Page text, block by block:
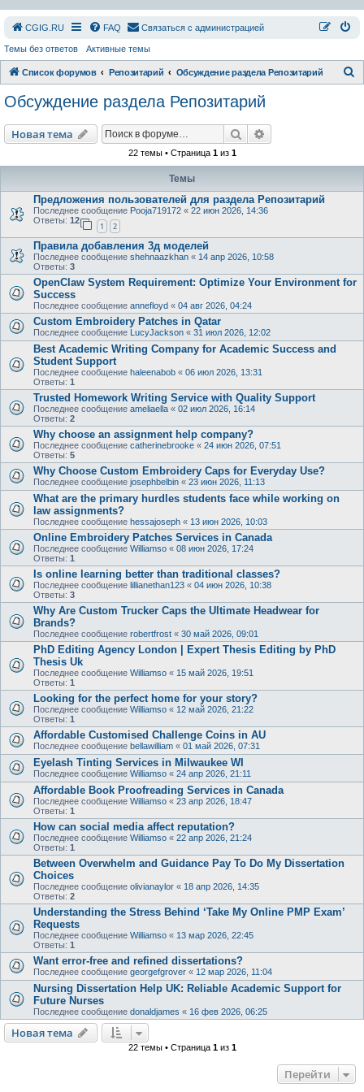
СGIG.RU FAQ Связаться с администрацией
Темы без ответов Активные темы
Список форумов Репозитарий Обсуждение раздела Репозитарий
Обсуждение раздела Репозитарий
Новая тема Поиск
22 темы • Страница 1из 1
Темы
Предложения пользователей для раздела Репозитарий
Последнее сообщение Pooja719172 « 22 июн 2026, 14:36
Ответы: 12
1 2
Правила добавления 3д моделей
Последнее сообщение shehnaazkhan « 14 апр 2026, 10:58
Ответы: 3
OpenClaw System Requirement: Optimize Your Environment for
Success
Последнее сообщение annefloyd « 04 авг 2026, 04:24
Custom Embroidery Patches in Qatar
Последнее сообщение LucyJackson « 31 июл 2026, 12:02
Best Academic Writing Company for Academic Success and
Student Support
Последнее сообщение haleenabob « 06 июл 2026, 13:31
Ответы: 1
Trusted Homework Writing Service with Quality Support
Последнее сообщение ameliaella « 02 июл 2026, 16:14
Ответы: 2
Why choose an assignment help company?
Последнее сообщение catherinebrooke « 24 июн 2026, 07:51
Ответы: 5
Why Choose Custom Embroidery Caps for Everyday Use?
Последнее сообщение josephbelbin « 23 июн 2026, 11:13
What are the primary hurdles students face while working on
law assignments?
Последнее сообщение hessajoseph « 13 июн 2026, 10:03
Online Embroidery Patches Services in Canada
Последнее сообщение Williamso « 08 июн 2026, 17:24
Ответы: 1
Is online learning better than traditional classes?
Последнее сообщение lillianethan123 « 04 июн 2026, 10:38
Ответы: 3
Why Are Custom Trucker Caps the Ultimate Headwear for
Brands?
Последнее сообщение robertfrost « 30 май 2026, 09:01
PhD Editing Agency London | Expert Thesis Editing by PhD
Thesis Uk
Последнее сообщение Williamso « 15 май 2026, 19:51
Ответы: 1
Looking for the perfect home for your story?
Последнее сообщение Williamso « 12 май 2026, 21:22
Ответы: 1
Affordable Customised Challenge Coins in AU
Последнее сообщение bellawilliam « 01 май 2026, 07:31
Eyelash Tinting Services in Milwaukee WI
Последнее сообщение Williamso « 24 апр 2026, 21:11
Affordable Book Proofreading Services in Canada
Последнее сообщение Williamso « 23 апр 2026, 18:47
Ответы: 1
How can social media affect reputation?
Последнее сообщение Williamso « 22 апр 2026, 21:24
Ответы: 1
Between Overwhelm and Guidance Pay To Do My Dissertation
Choices
Последнее сообщение olivianaylor « 18 апр 2026, 14:35
Ответы: 2
Understanding the Stress Behind ‘Take My Online PMP Exam’
Requests
Последнее сообщение Williamso « 13 мар 2026, 22:45
Ответы: 1
Want error-free and refined dissertations?
Последнее сообщение georgefgrover « 12 мар 2026, 11:04
Nursing Dissertation Help UK: Reliable Academic Support for
Future Nurses
Последнее сообщение donaldjames « 16 фев 2026, 06:25
Новая тема
22 темы • Страница 1из 1
Перейти